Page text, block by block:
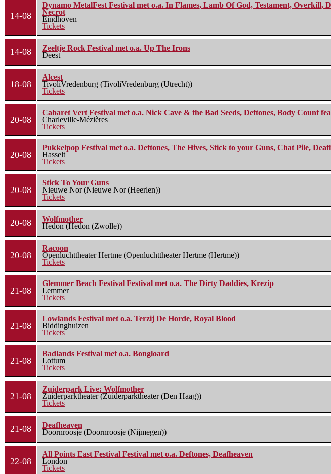
14-08
Dynamo MetalFest Festival met o.a. In Flames, Lamb Of God, Testament,
Necrot
Eindhoven
Tickets
14-08
Zeeltje Rock Festival met o.a. Up The Irons
Deest
18-08
Alcest
TivoliVredenburg (TivoliVredenburg (Utrecht))
Tickets
20-08
Cabaret Vert Festival met o.a. Nick Cave & the Bad Seeds, Deftones, Body Count
Charleville-Mézières
Tickets
20-08
Pukkelpop Festival met o.a. Deftones, The Hives, Stick to your Guns, Chat Pile,
Hasselt
Tickets
20-08
Stick To Your Guns
Nieuwe Nor (Nieuwe Nor (Heerlen))
Tickets
20-08
Wolfmother
Hedon (Hedon (Zwolle))
20-08
Racoon
Openluchttheater Hertme (Openluchttheater Hertme (Hertme))
Tickets
21-08
Glemmer Beach Festival Festival met o.a. The Dirty Daddies, Krezip
Lemmer
Tickets
21-08
Lowlands Festival met o.a. Terzij De Horde, Royal Blood
Biddinghuizen
Tickets
21-08
Badlands Festival met o.a. Bongloard
Lottum
Tickets
21-08
Zuiderpark Live: Wolfmother
Zuiderparktheater (Zuiderparktheater (Den Haag))
Tickets
21-08
Deafheaven
Doornroosje (Doornroosje (Nijmegen))
22-08
All Points East Festival Festival met o.a. Deftones, Deafheaven
London
Tickets